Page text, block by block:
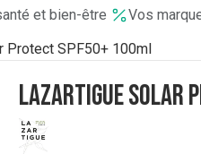
et bien-être
Vos
Protect SPF50+ 100ml
Lazartigue Solar